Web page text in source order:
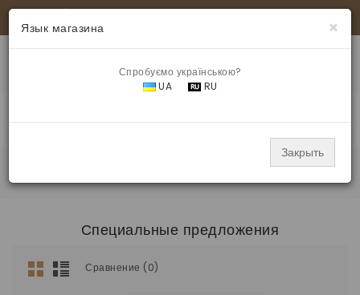
МЕНЮ
×
Язык магазина
Спробуємо українською?
UA
RU
Закрыть
Специальные предложения
Сравнение (0)